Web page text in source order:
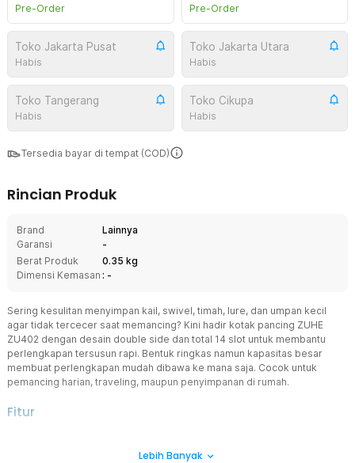
Pre-Order Pre-Order
Toko Jakarta Pusat
Habis
Toko Jakarta Utara
Habis
Toko Tangerang
Habis
Toko Cikupa
Habis
Tersedia bayar di tempat (COD)
Rincian Produk
Brand
Lainnya
Garansi
-
Berat Produk
0.35 kg
Dimensi Kemasan : -
Sering kesulitan menyimpan kail, swivel, timah, lure, dan umpan kecil
agar tidak tercecer saat memancing? Kini hadir kotak pancing ZUHE
ZU402 dengan desain double side dan total 14 slot untuk membantu
perlengkapan tersusun rapi. Bentuk ringkas namun kapasitas besar
membuat perlengkapan mudah dibawa ke mana saja. Cocok untuk
pemancing harian, traveling, maupun penyimpanan di rumah.
Fitur
Kotak pancing ini hadir dengan desain dua sisi penyimpanan yang
Lebih Banyak